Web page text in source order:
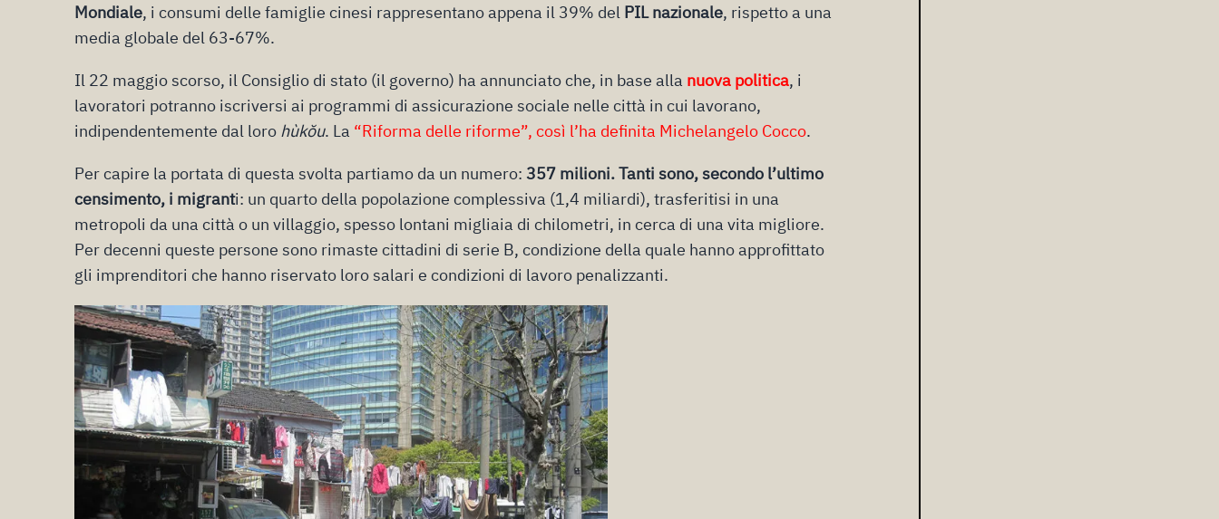
Mondiale, i consumi delle famiglie cinesi rappresentano appena il 39% del PIL nazionale, rispetto a una
media globale del 63-67%.
Il 22 maggio scorso, il Consiglio di stato (il governo) ha annunciato che, in base alla nuova politica, i
lavoratori potranno iscriversi ai programmi di assicurazione sociale nelle città in cui lavorano,
indipendentemente dal loro hùkŏu. La “Riforma delle riforme”, così l’ha definita Michelangelo Cocco.
Per capire la portata di questa svolta partiamo da un numero: 357 milioni. Tanti sono, secondo l’ultimo
censimento, i migranti: un quarto della popolazione complessiva (1,4 miliardi), trasferitisi in una
metropoli da una città o un villaggio, spesso lontani migliaia di chilometri, in cerca di una vita migliore.
Per decenni queste persone sono rimaste cittadini di serie B, condizione della quale hanno approfittato
gli imprenditori che hanno riservato loro salari e condizioni di lavoro penalizzanti.